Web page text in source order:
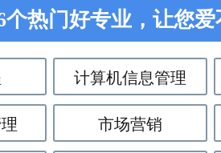
个热门好专业，让您
计算机信息管理
市场营销